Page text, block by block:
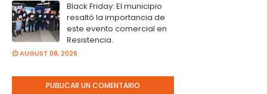
Black Friday: El municipio
resaltó la importancia de
este evento comercial en
Resistencia.
AUGUST 08, 2026
PUBLICAR UN COMENTARIO